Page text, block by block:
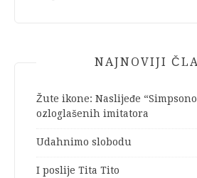
NAJNOVIJI
Žute ikone: Naslijeđe
ozloglašenih imitatora
Udahnimo slobodu
I poslije Tita Tito